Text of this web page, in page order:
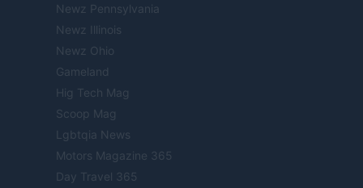
Newz Pennsylvania
Newz Illinois
Newz Ohio
Gameland
Hig Tech Mag
Scoop Mag
Lgbtqia News
Motors Magazine 365
Day Travel 365